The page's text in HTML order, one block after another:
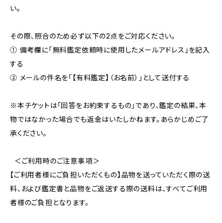
い。
その際、照合のため必ず以下の2点をご対応ください。
① 備考欄に「無料鑑定依頼時に使用したメールアドレス」を記入
する
② メールの件名を「【有料鑑定】（お名前）」として送付する
※本チケットは「回答をお約束するもの」であり、鑑定の結果、本
物ではなかった場合でも返金はいたしかねます。あらかじめご了
承ください。
＜ご利用時のご注意事項＞
【ご利用者様にご負担いただくもの】品物を送っていただく際の送
料、および鑑定書と品物をご返送する際の送料は、すべてご利用
者様のご負担となります。